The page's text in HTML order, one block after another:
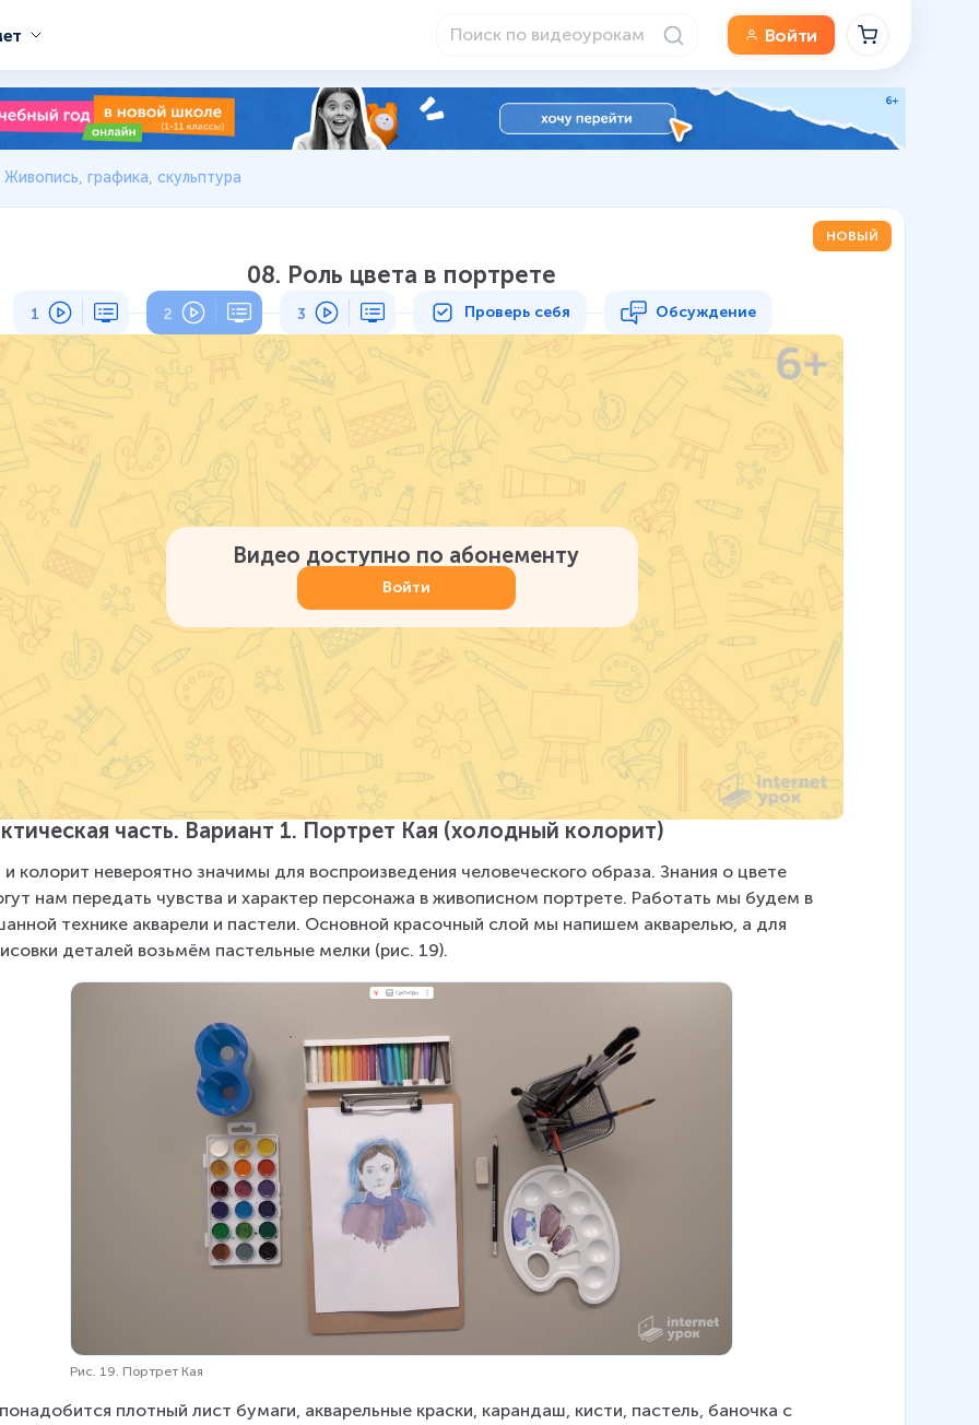
Войти
графика, скульптура
НОВЫЙ
08. Роль цвета в портрете
1 2 3 Проверь себя Обсуждение
Видео доступно по абонементу
Войти
часть. Вариант 1. Портрет Кая (холодный колорит)
и колорит невероятно значимы для воспроизведения человеческого образа. Знания о цвете
нам передать чувства и характер персонажа в живописном портрете. Работать мы будем в
технике акварели и пастели. Основной красочный слой мы напишем акварелью, а для
деталей возьмём пастельные мелки (рис. 19).
Рис. 19. Портрет Кая
плотный лист бумаги, акварельные краски, карандаш, кисти, пастель, баночка с